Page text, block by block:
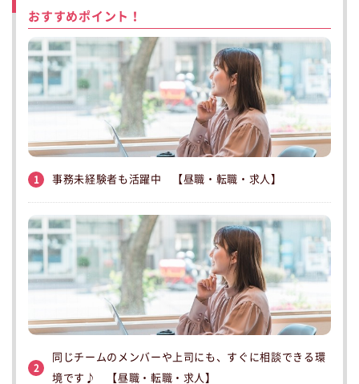
おすすめポイント！
1 事務未経験者も活躍中 【昼職・転職・求人】
2
同じチームのメンバーや上司にも、すぐに相談できる環
境です♪ 【昼職・転職・求人】